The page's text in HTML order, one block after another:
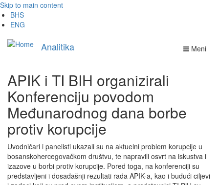
Skip to main content
BHS
ENG
Analitika Meni
APIK i TI BIH organizirali
Konferenciju povodom
Međunarodnog dana borbe
protiv korupcije
Uvodničari i panelisti ukazali su na aktuelni problem korupcije u
bosanskohercegovačkom društvu, te napravili osvrt na iskustva i
izazove u borbi protiv korupcije. Pored toga, na konferenciji su
predstavljeni i dosadašnji rezultati rada APIK-a, kao i budući ciljevi